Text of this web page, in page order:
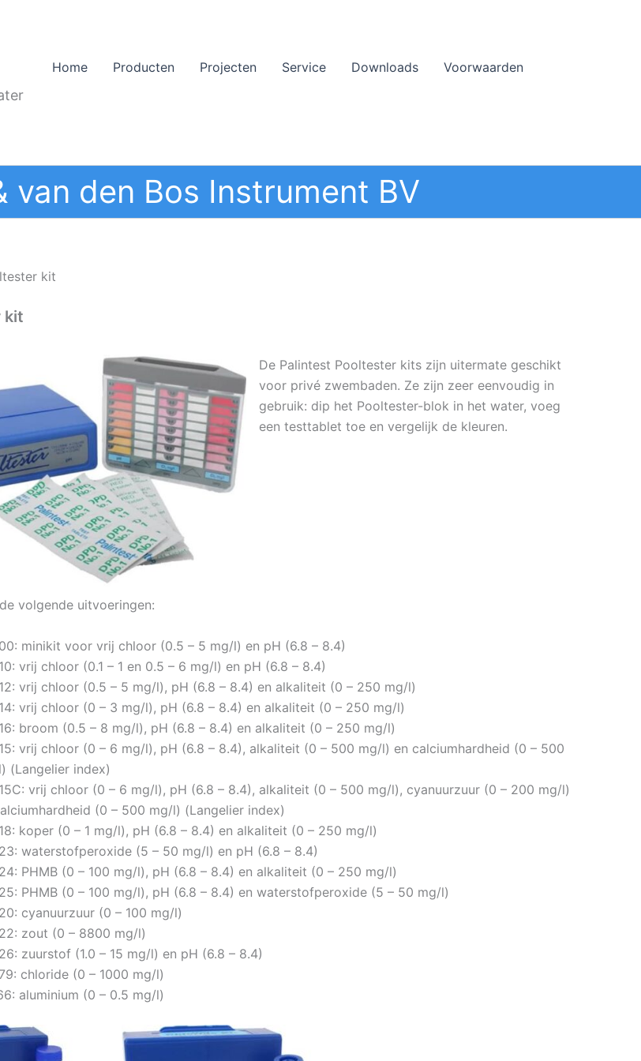
Home Producten Projecten Service Downloads Voorwaarden
van den Bos Instrument BV
kit
kit
De Palintest Pooltester kits zijn uitermate geschikt
voor privé zwembaden. Ze zijn zeer eenvoudig in
gebruik: dip het Pooltester-blok in het water, voeg
een testtablet toe en vergelijk de kleuren.
volgende uitvoeringen:
minikit voor vrij chloor (0.5 – 5 mg/l) en pH (6.8 – 8.4)
vrij chloor (0.1 – 1 en 0.5 – 6 mg/l) en pH (6.8 – 8.4)
vrij chloor (0.5 – 5 mg/l), pH (6.8 – 8.4) en alkaliteit (0 – 250 mg/l)
vrij chloor (0 – 3 mg/l), pH (6.8 – 8.4) en alkaliteit (0 – 250 mg/l)
broom (0.5 – 8 mg/l), pH (6.8 – 8.4) en alkaliteit (0 – 250 mg/l)
vrij chloor (0 – 6 mg/l), pH (6.8 – 8.4), alkaliteit (0 – 500 mg/l) en calciumhardheid (0 – 500
(Langelier index)
vrij chloor (0 – 6 mg/l), pH (6.8 – 8.4), alkaliteit (0 – 500 mg/l), cyanuurzuur (0 – 200 mg/l)
(0 – 500 mg/l) (Langelier index)
koper (0 – 1 mg/l), pH (6.8 – 8.4) en alkaliteit (0 – 250 mg/l)
waterstofperoxide (5 – 50 mg/l) en pH (6.8 – 8.4)
PHMB (0 – 100 mg/l), pH (6.8 – 8.4) en alkaliteit (0 – 250 mg/l)
PHMB (0 – 100 mg/l), pH (6.8 – 8.4) en waterstofperoxide (5 – 50 mg/l)
cyanuurzuur (0 – 100 mg/l)
zout (0 – 8800 mg/l)
zuurstof (1.0 – 15 mg/l) en pH (6.8 – 8.4)
chloride (0 – 1000 mg/l)
aluminium (0 – 0.5 mg/l)